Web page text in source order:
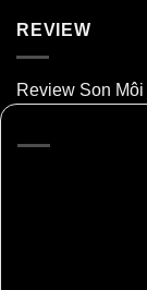
REVIEW
Review Son Môi